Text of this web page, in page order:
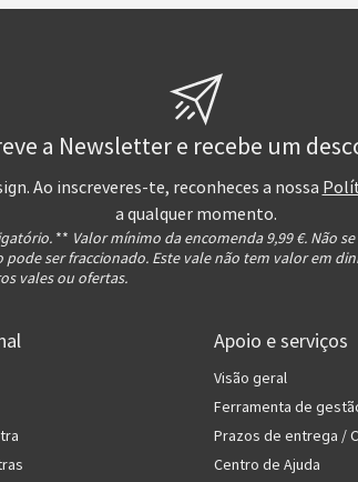
a Newsletter e recebe um
Ao inscreveres-te, reconheces a nossa
a qualquer momento.
** Valor mínimo da encomenda 9,99 €. Não
pode ser fraccionado. Este vale não tem valor em
vales ou ofertas.
Apoio e serviços
Visão geral
Ferramenta de
Prazos de entrega /
Centro de Ajuda